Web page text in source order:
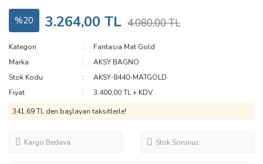
%20 3.264,00 TL 4.080,00 TL
Kategori
Fantasia Mat Gold
Marka
AKSY BAGNO
Stok Kodu
AKSY-8440-MATGOLD
Fiyat
3.400,00 TL + KDV
341,69 TL den başlayan taksitlerle!
Kargo Bedava Stok Sorunuz